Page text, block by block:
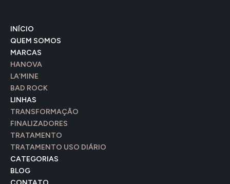
INÍCIO
QUEM SOMOS
MARCAS
HANOVA
LA’MINE
BAD ROCK
LINHAS
TRANSFORMAÇÃO
FINALIZADORES
TRATAMENTO
TRATAMENTO USO DIÁRIO
CATEGORIAS
BLOG